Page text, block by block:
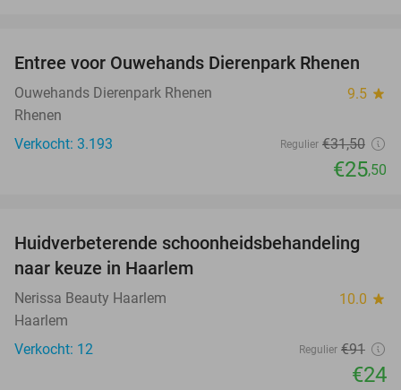
19%
Entree voor Ouwehands Dierenpark Rhenen
Ouwehands Dierenpark Rhenen 9.5 star
Rhenen
Verkocht: 3.193
Regulier €31,50
€25,50
74%
Huidverbeterende schoonheidsbehandeling
naar keuze in Haarlem
Nerissa Beauty Haarlem 10.0 star
Haarlem
Verkocht: 12
Regulier €91
€24